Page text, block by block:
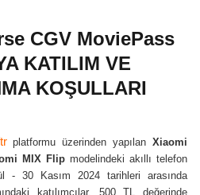
CGV MoviePass
KATILIM VE
KOŞULLARI
platformu üzerinden yapılan Xiaomi
MIX Flipmodelindeki akıllı telefon
- 30 Kasım 2024 tarihleri arasında
katılımcılar, 500 TL değerinde